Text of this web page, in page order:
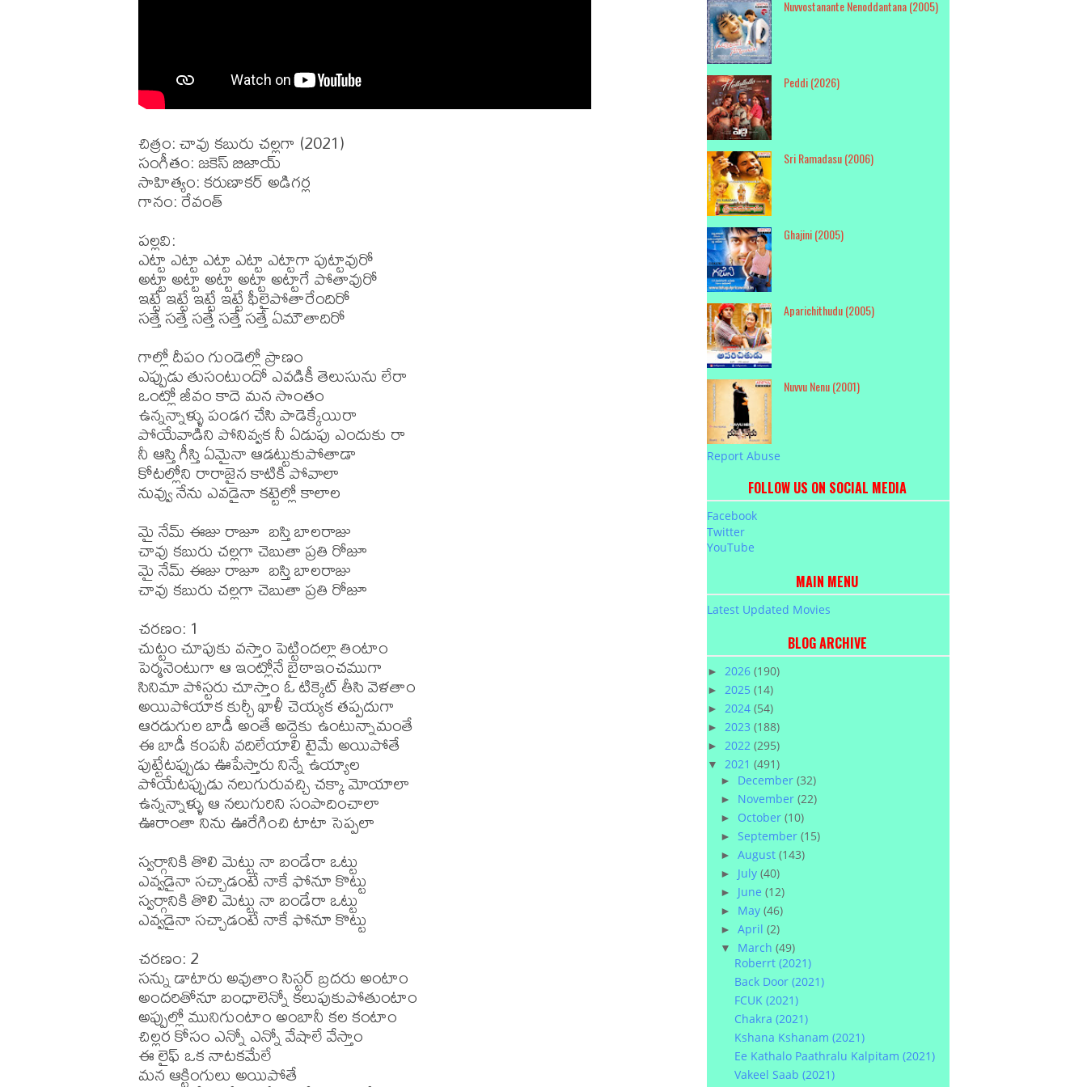
చిత్రం: చావు కబురు చల్లగా (2021)
సంగీతం: జకెస్ బిజాయ్
సాహిత్యం: కరుణాకర్ అడిగర్ల
గానం: రేవంత్
పల్లవి:
ఎట్టా ఎట్టా ఎట్టా ఎట్టా ఎట్టాగా పుట్టావురో
అట్టా అట్టా అట్టా అట్టా అట్టాగే పోతావురో
ఇట్టే ఇట్టే ఇట్టే ఇట్టే ఫీలైపోతారేందిరో
సత్తే సత్తే సత్తే సత్తే సత్తే ఏమౌతాదిరో
గాల్లో దీపం గుండెల్లో ప్రాణం
ఎప్పుడు తుసంటుందో ఎవడికీ తెలుసును లేరా
ఒంట్లో జీవం కాదె మన సొంతం
ఉన్నన్నాళ్ళు పండగ చేసి పాడెక్కేయిరా
పోయేవాడిని పోనివ్వక నీ ఏడుపు ఎందుకు రా
నీ ఆస్తి గీస్తి ఏమైనా ఆడట్టుకుపోతాడా
కోటల్లోని రారాజైన కాటికి పోవాలా
నువ్వు నేను ఎవడైనా కట్టెల్లో కాలాల
మై నేమ్ ఈజు రాజూ  బస్తి బాలరాజు
చావు కబురు చల్లగా చెబుతా ప్రతి రోజూ
మై నేమ్ ఈజు రాజూ  బస్తి బాలరాజు
చావు కబురు చల్లగా చెబుతా ప్రతి రోజూ
చరణం: 1
చుట్టం చూపుకు వస్తాం పెట్టిందల్లా తింటాం
పెర్మనెంటుగా ఆ ఇంట్లోనే బైఠాఇంచముగా
సినిమా పోస్టరు చూస్తాం ఓ టిక్కెట్ తీసి వెళతాం
అయిపోయాక కుర్చీ ఖాళీ చెయ్యక తప్పదుగా
ఆరడుగుల బాడీ అంతే అద్దెకు ఉంటున్నామంతే
ఈ బాడీ కంపనీ వదిలేయాలి టైమే అయిపోతే
పుట్టేటప్పుడు ఊపేస్తారు నిన్నే ఉయ్యాల
పోయేటప్పుడు నలుగురువచ్చి చక్కా మోయాలా
ఉన్నన్నాళ్ళు ఆ నలుగురిని సంపాదించాలా
ఊరాంతా నిను ఊరేగించి టాటా సెప్పలా
స్వర్గానికి తొలి మెట్టు నా బండేరా ఒట్టు
ఎవ్వడైనా సచ్చాడంటే నాకే ఫోనూ కొట్టు
స్వర్గానికి తొలి మెట్టు నా బండేరా ఒట్టు
ఎవ్వడైనా సచ్చాడంటే నాకే ఫోనూ కొట్టు
చరణం: 2
సన్ను డాటారు అవుతాం సిస్టర్ బ్రదరు అంటాం
అందరితోనూ బంధాలెన్నో కలుపుకుపోతుంటాం
అప్పుల్లో మునిగుంటాం అంబానీ కల కంటాం
చిల్లర కోసం ఎన్నో ఎన్నో వేషాలే వేస్తాం
ఈ లైఫ్ ఒక నాటకమేలే
మన ఆక్టింగులు అయిపోతే
Nuvvostanante Nenoddantana (2005)
Peddi (2026)
Sri Ramadasu (2006)
Ghajini (2005)
Aparichithudu (2005)
Nuvvu Nenu (2001)
Report Abuse
FOLLOW US ON SOCIAL MEDIA
Facebook
Twitter
YouTube
MAIN MENU
Latest Updated Movies
BLOG ARCHIVE
► 2026 (190)
► 2025 (14)
► 2024 (54)
► 2023 (188)
► 2022 (295)
▼ 2021 (491)
► December(32)
► November(22)
► October(10)
► September(15)
►August(143)
► July(40)
► June(12)
► May(46)
►April(2)
▼ March(49)
Roberrt (2021)
Back Door (2021)
FCUK (2021)
Chakra (2021)
Kshana Kshanam (2021)
Ee Kathalo Paathralu Kalpitam (2021)
Vakeel Saab (2021)